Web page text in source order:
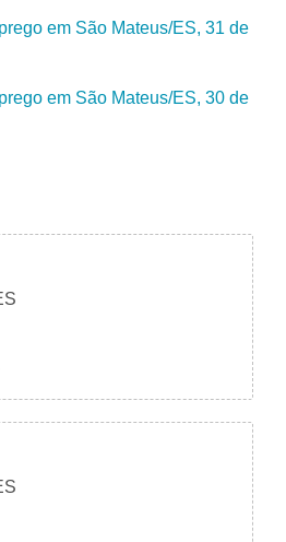
em São Mateus/ES, 31 de
em São Mateus/ES, 30 de